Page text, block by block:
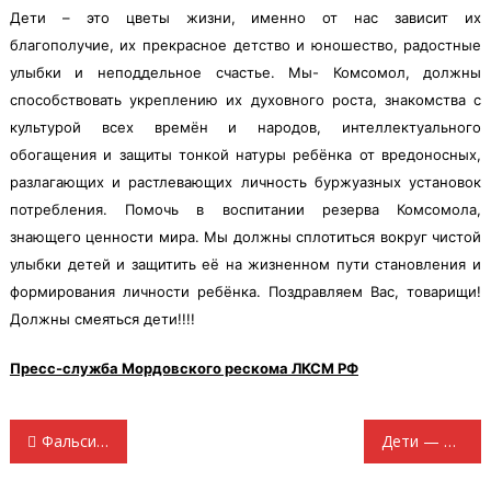
Дети – это цветы жизни, именно от нас зависит их
благополучие, их прекрасное детство и юношество, радостные
улыбки и неподдельное счастье. Мы- Комсомол, должны
способствовать укреплению их духовного роста, знакомства с
культурой всех времён и народов, интеллектуального
обогащения и защиты тонкой натуры ребёнка от вредоносных,
разлагающих и растлевающих личность буржуазных установок
потребления. Помочь в воспитании резерва Комсомола,
знающего ценности мира. Мы должны сплотиться вокруг чистой
улыбки детей и защитить её на жизненном пути становления и
формирования личности ребёнка. Поздравляем Вас, товарищи!
Должны смеяться дети!!!!
Пресс-служба Мордовского рескома ЛКСМ РФ
Навигация
Фальсификаторов будет судить Ленинский суд Разоблачены представителями КПРФ Дети — будущее России!